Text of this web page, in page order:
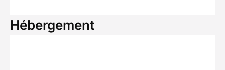
Hébergement